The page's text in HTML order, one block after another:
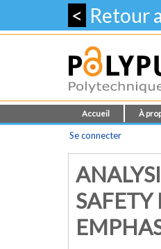
< Retour
Accueil À
Se connecter